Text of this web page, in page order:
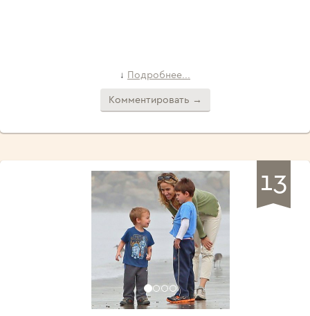
↓ Подробнее...
Комментировать →
13